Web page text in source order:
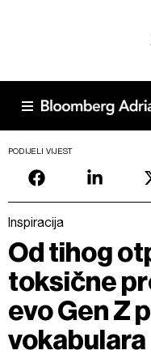
PODIJELI VIJEST
Inspiracija
Od tihog
toksične
evo Gen Z
vokabulara